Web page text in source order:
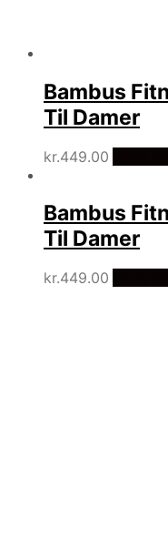
Bambus
Til Damer
kr.449.00
Bambus
Til Damer
kr.449.00